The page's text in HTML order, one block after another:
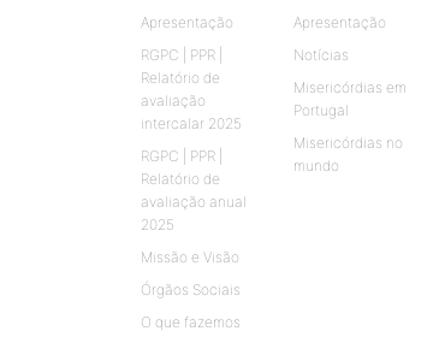
Apresentação
RGPC | PPR |
Relatório de
avaliação
intercalar 2025
RGPC | PPR |
Relatório de
avaliação anual
2025
Missão e Visão
Órgãos Sociais
O que fazemos
Apresentação
Notícias
Misericórdias em
Portugal
Misericórdias no
mundo